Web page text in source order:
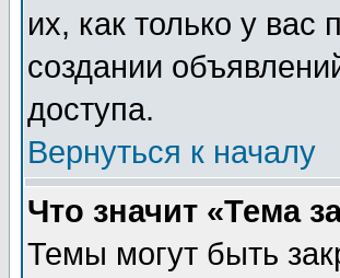
их, как только у вас
создании
доступа.
Вернуться к началу
Что значит «Тема
Темы могут быть